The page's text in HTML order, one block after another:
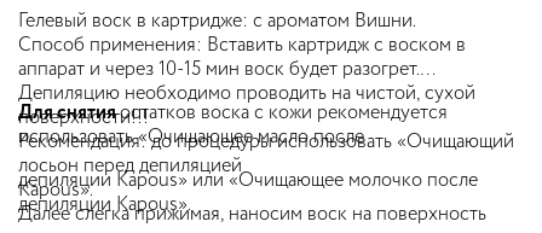
Гелевый воск в картридже: с ароматом Вишни.
Способ применения: Вставить картридж с воском в
аппарат и через 10-15 мин воск будет разогрет.
Депиляцию необходимо проводить на чистой, сухой
поверхности!!!
Рекомендация: до процедуры использовать «Очищающий
лосьон перед депиляцией
Kapous».
Далее слегка прижимая, наносим воск на поверхность
Для снятияостатков воска с кожи рекомендуется
использовать «Очищающее масло после
депиляции Kapous» или «Очищающее молочко после
депиляции Kapous».